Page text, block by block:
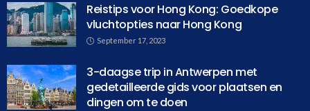
Reistips voor Hong Kong: Goedkope
vluchtopties naar Hong Kong
September 17, 2023
3-daagse trip in Antwerpen met
gedetailleerde gids voor plaatsen en
dingen om te doen